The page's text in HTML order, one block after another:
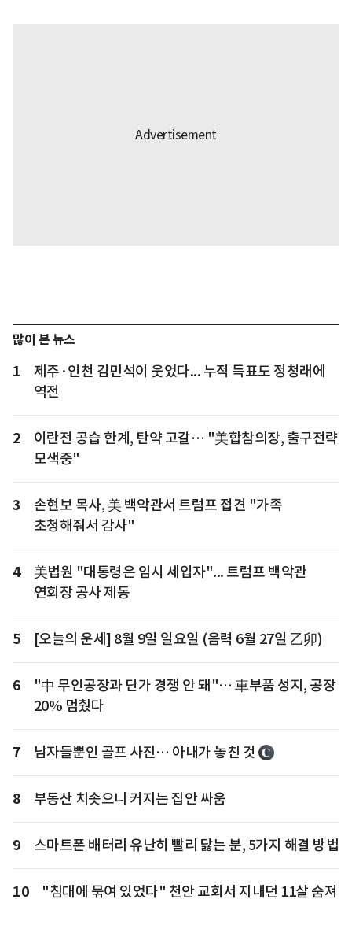
많이 본 뉴스
1
제주·인천 김민석이 웃었다... 누적 득표도 정청래에
역전
2
이란전 공습 한계, 탄약 고갈… "美합참의장, 출구전략
모색중"
3
손현보 목사, 美 백악관서 트럼프 접견 "가족
초청해줘서 감사"
4
美법원 "대통령은 임시 세입자"... 트럼프 백악관
연회장 공사 제동
5 [오늘의 운세] 8월 9일 일요일 (음력 6월 27일 乙卯)
6
"中 무인공장과 단가 경쟁 안 돼"… 車부품 성지, 공장
20% 멈췄다
7 남자들뿐인 골프 사진… 아내가 놓친 것
8 부동산 치솟으니 커지는 집안 싸움
9 스마트폰 배터리 유난히 빨리 닳는 분, 5가지 해결 방법
10 "침대에 묶여 있었다" 천안 교회서 지내던 11살 숨져